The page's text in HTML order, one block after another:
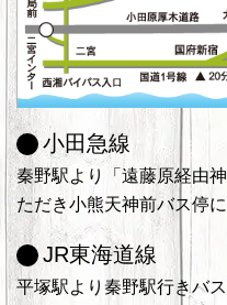
小田急線
秦野駅より「遠藤原経由
ただき小熊天神前バス停
JR東海道線
平塚駅より秦野駅行きバ